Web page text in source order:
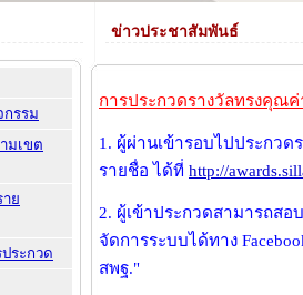
กรรม
มเขต
ย
ระกวด
ข่าวประชาสัมพันธ์
การประกวดรางวัลทรงคุณค่
1. ผู้ผ่านเข้ารอบไปประกว
รายชื่อ ได้ที่ http://
2. ผู้เข้าประกวดสามารถสอ
จัดการระบบได้ทาง
สพฐ."